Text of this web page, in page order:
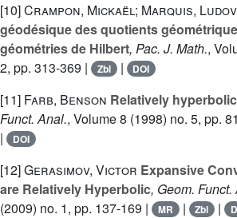
[10]Crampon, Mickaël; Marquis,
géodésique des quotients
géométries de Hilbert, Pac. J. Math.,
2, pp. 313-369 |
Zbl | DOI
[11] Farb, Benson Relatively
Funct. Anal., Volume 8 (1998) no. 5, pp.
| DOI
[12]Gerasimov, Victor Expansive
are Relatively Hyperbolic, Geom. Funct.
(2009) no. 1, pp. 137-169 |
MR | Zbl |